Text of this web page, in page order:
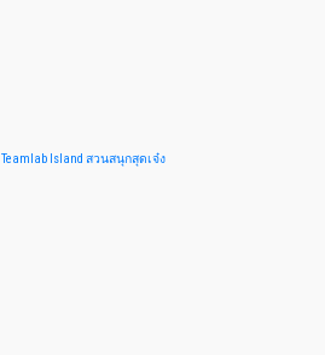
Teamlab Island สวนสนุกสุดเจ๋ง